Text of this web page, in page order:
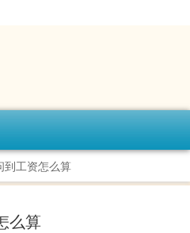
到工资怎么算
么算